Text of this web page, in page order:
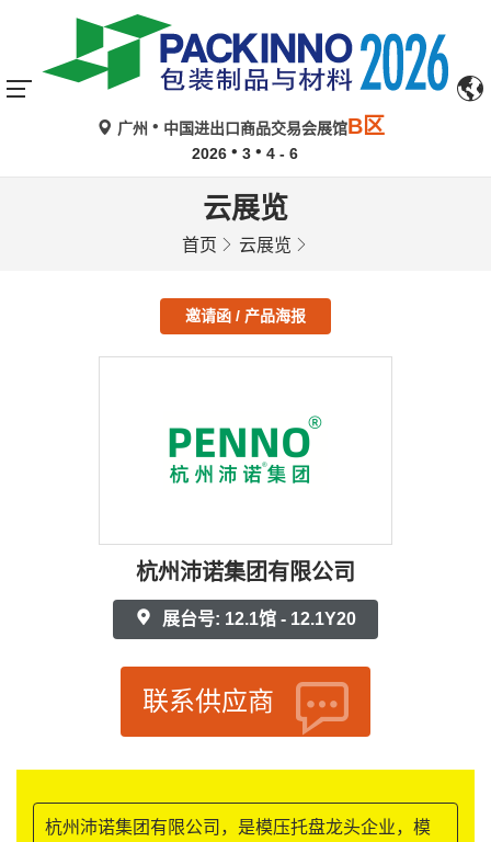
广州 中国进出口商品交易会展馆B区
2026 3 4 - 6
云展览
首页 云展览
邀请函 / 产品海报
杭州沛诺集团有限公司
展台号: 12.1馆 - 12.1Y20
联系供应商
杭州沛诺集团有限公司，是模压托盘龙头企业，模